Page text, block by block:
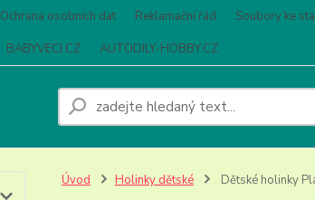
Ochrana osobních dat Reklamační řád Soubory ke
BABYVECI.CZ AUTODILY-HOBBY.CZ
Úvod Holinky dětské Dětské holinky